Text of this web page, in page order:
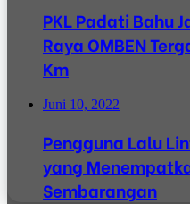
PKL Padati Bahu
Raya OMBEN
Km
Juni 10, 2022
Pengguna Lalu
yang
Sembarangan